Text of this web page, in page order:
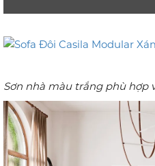
Sơn nhà màu trắng phù hợp